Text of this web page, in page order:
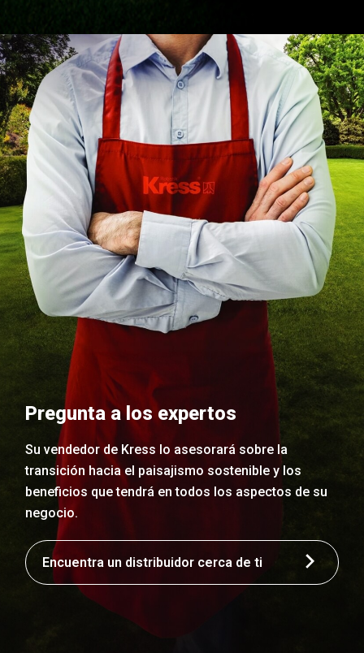
Pregunta a los expertos
Su vendedor de Kress lo asesorará sobre la
transición hacia el paisajismo sostenible y los
beneficios que tendrá en todos los aspectos de su
negocio.
Encuentra un distribuidor cerca de ti